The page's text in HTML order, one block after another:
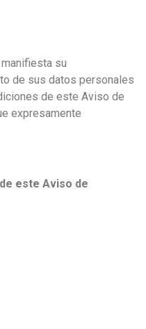
su
de sus datos personales
de este Aviso de
expresamente
este Aviso de